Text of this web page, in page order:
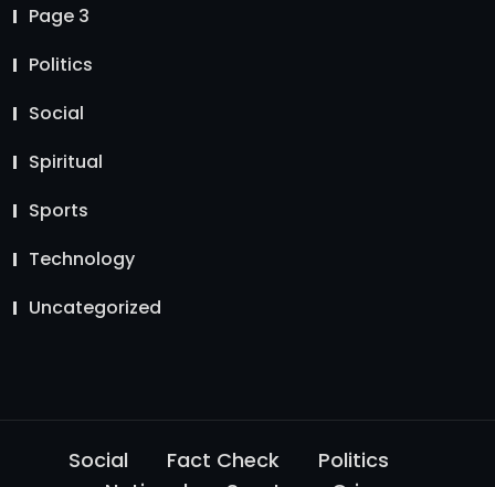
Page 3
Politics
Social
Spiritual
Sports
Technology
Uncategorized
Social Fact Check
Politics